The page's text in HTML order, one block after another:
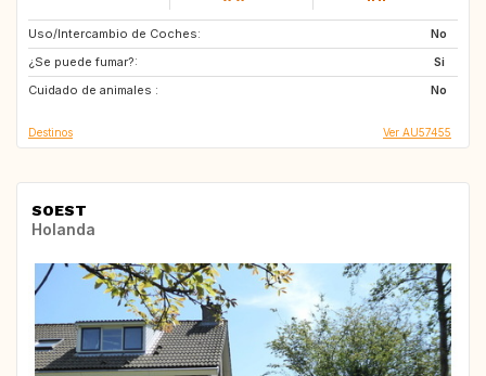
Uso/Intercambio de Coches:
No
¿Se puede fumar?:
Si
Cuidado de animales :
No
GB
Destinos Ver AU57455
SOEST
Holanda